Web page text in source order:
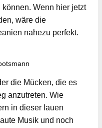
Wenn hier jetzt
wäre die
nahezu perfekt.
die Mücken, die es
anzutreten. Wie
in dieser lauen
Musik und noch